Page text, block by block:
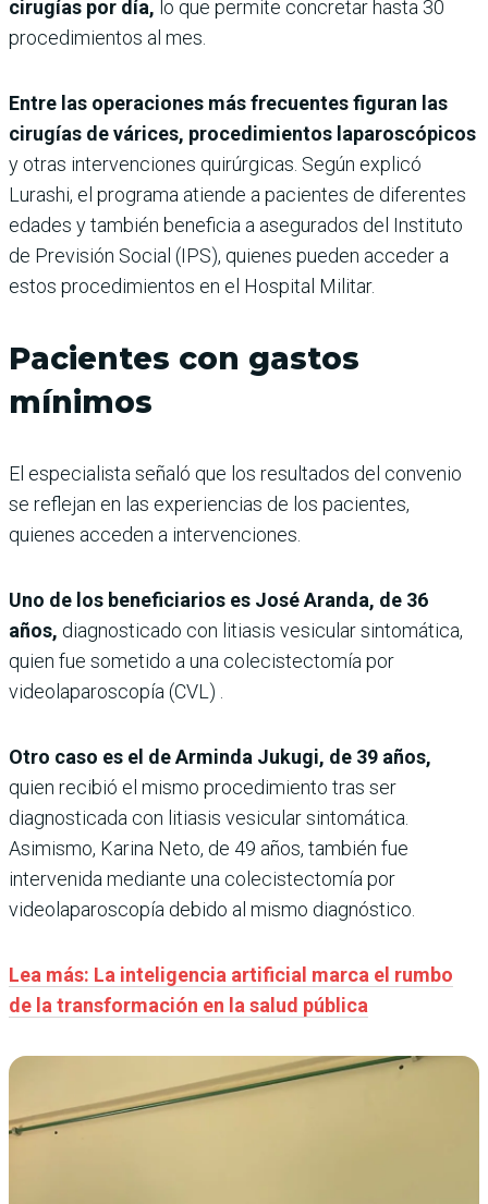
cirugías por día, lo que permite concretar hasta 30
procedimientos al mes.
Entre las operaciones más frecuentes figuran las
cirugías de várices, procedimientos laparoscópicos
y otras intervenciones quirúrgicas. Según explicó
Lurashi, el programa atiende a pacientes de diferentes
edades y también beneficia a asegurados del Instituto
de Previsión Social (IPS), quienes pueden acceder a
estos procedimientos en el Hospital Militar.
Pacientes con gastos
mínimos
El especialista señaló que los resultados del convenio
se reflejan en las experiencias de los pacientes,
quienes acceden a intervenciones.
Uno de los beneficiarios es José Aranda, de 36
años, diagnosticado con litiasis vesicular sintomática,
quien fue sometido a una colecistectomía por
videolaparoscopía (CVL) .
Otro caso es el de Arminda Jukugi, de 39 años,
quien recibió el mismo procedimiento tras ser
diagnosticada con litiasis vesicular sintomática.
Asimismo, Karina Neto, de 49 años, también fue
intervenida mediante una colecistectomía por
videolaparoscopía debido al mismo diagnóstico.
Lea más: La inteligencia artificial marca el rumbo
de la transformación en la salud pública